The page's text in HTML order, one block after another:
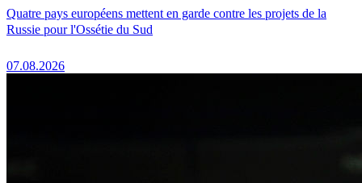
Quatre pays européens mettent en garde contre les projets de la
Russie pour l'Ossétie du Sud
07.08.2026